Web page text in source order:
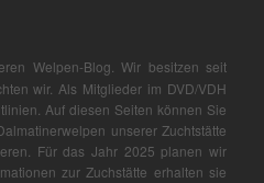
Welpen-Blog. Wir besitzen seit
wir. Als Mitglieder im DVD/VDH
Auf diesen Seiten können Sie
unserer Zuchtstätte
Für das Jahr 2025 planen wir
zur Zuchstätte erhalten sie